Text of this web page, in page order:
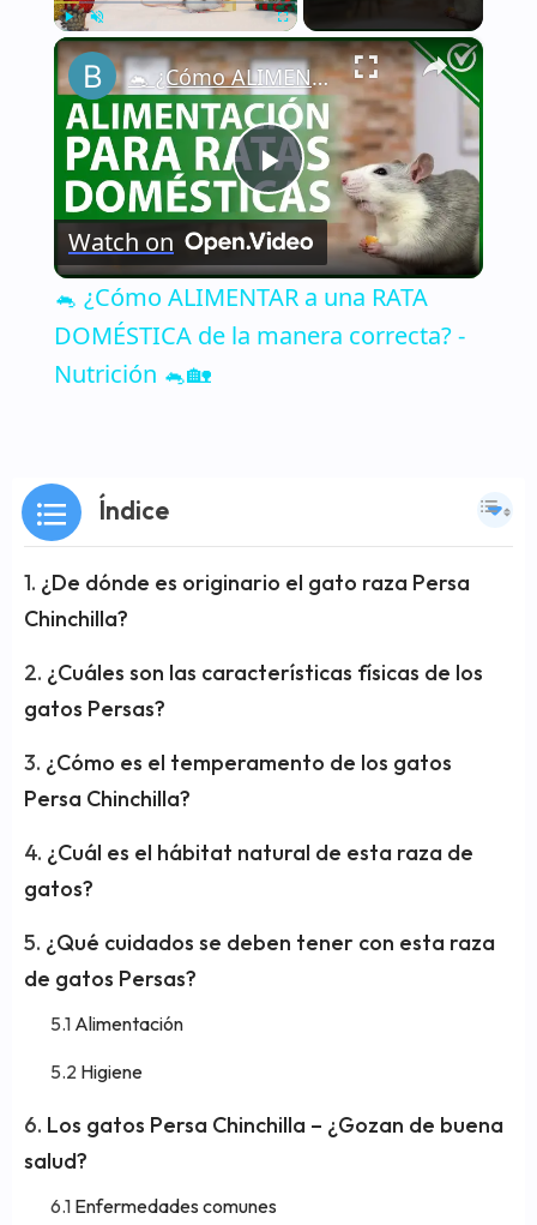
Play Unmute Fullscreen ×
Play
Video
🐁 ¿Cómo ALIMENTAR a una RATA DOMÉSTICA de la manera correcta? - Nutrición 🐁🏡
Watch on
🐁 ¿Cómo ALIMENTAR a una RATA
DOMÉSTICA de la manera correcta? -
Nutrición 🐁🏡
Índice
¿De dónde es originario el gato raza Persa
Chinchilla?
¿Cuáles son las características físicas de los
gatos Persas?
¿Cómo es el temperamento de los gatos
Persa Chinchilla?
¿Cuál es el hábitat natural de esta raza de
gatos?
¿Qué cuidados se deben tener con esta raza
de gatos Persas?
Alimentación
Higiene
Los gatos Persa Chinchilla – ¿Gozan de buena
salud?
Enfermedades comunes